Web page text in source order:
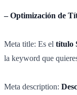
– Optimización de
Meta title: Es el título
la keyword que
Meta description: